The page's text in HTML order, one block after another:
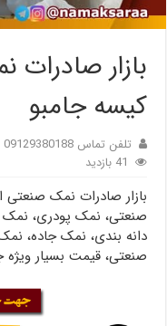
بازار
کیسه جامبو
تلفن تماس 09129380188
41 بازدید
بازار صادرات نمک
صنعتی، نمک پودری،
دانه بندی، نمک جاده،
صنعتی، قیمت بسیار